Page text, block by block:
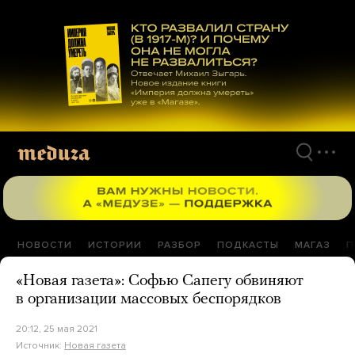
материалам
НОВОСТИ ИСТОРИИ РАЗБОР ПОДКАСТЫ МАГАЗ
«Новая газета»: Софью Сапегу обвиняют
в организации массовых беспорядков
20:12, 25 мая 2021
Источник: Новая газета